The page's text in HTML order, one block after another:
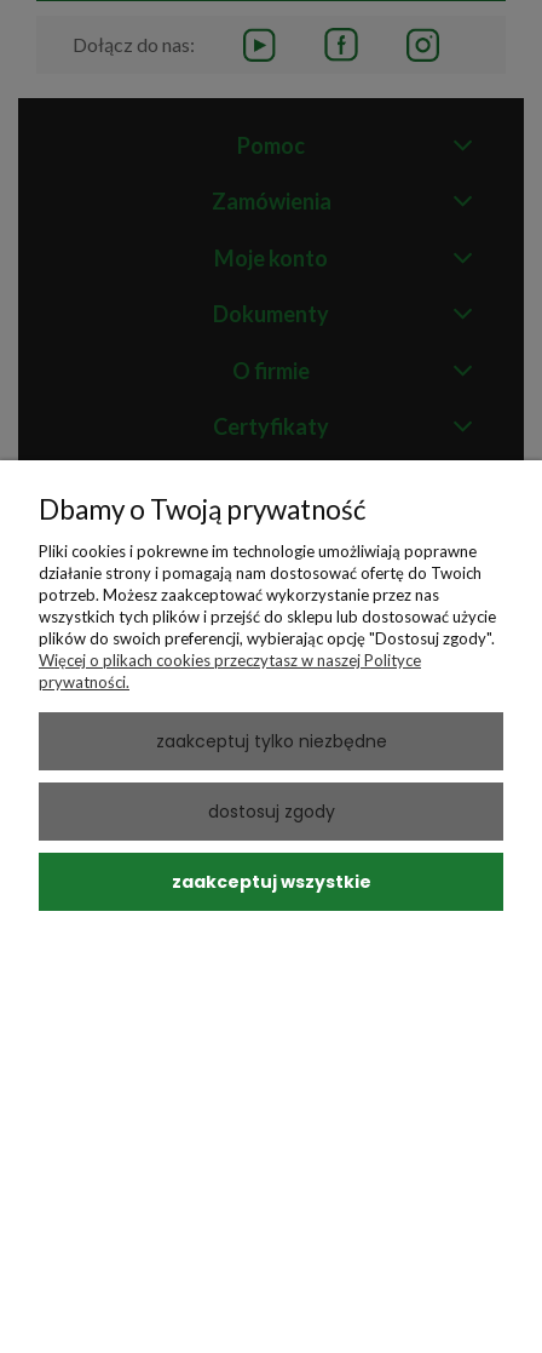
Dołącz do nas:
Pomoc
Zamówienia
Moje konto
Dokumenty
O firmie
Certyfikaty
Dystrybutor wyrobów przeciwżylakowych i
przeciwzakrzepowych
Sklep RelaxSan
ul. Chorzowska 3, lok. 4,26-603Radom
Tel:502 429 914
E-mail:kontakt@relaxsansklep.pl
Dbamy o Twoją prywatność
Pliki cookies i pokrewne im technologie umożliwiają poprawne
działanie strony i pomagają nam dostosować ofertę do Twoich
potrzeb. Możesz zaakceptować wykorzystanie przez nas
wszystkich tych plików i przejść do sklepu lub dostosować użycie
plików do swoich preferencji, wybierając opcję "Dostosuj zgody".
Więcej o plikach cookies przeczytasz w naszej Polityce
prywatności.
zaakceptuj tylko niezbędne
dostosuj zgody
zaakceptuj wszystkie